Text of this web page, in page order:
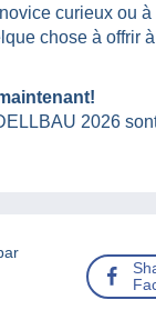
curieux ou
chose à offrir
2026